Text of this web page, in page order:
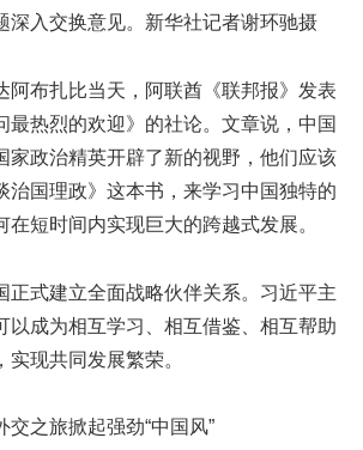
深入交换意见。新华社记者谢环驰摄
阿布扎比当天，阿联酋《联邦报》发表
最热烈的欢迎》的社论。文章说，中国
家政治精英开辟了新的视野，他们应该
治国理政》这本书，来学习中国独特的
在短时间内实现巨大的跨越式发展。
正式建立全面战略伙伴关系。习近平主
以成为相互学习、相互借鉴、相互帮助
现共同发展繁荣。